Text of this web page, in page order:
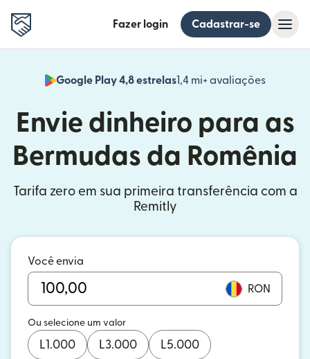
Fazer login Cadastrar-se
Google Play 4,8 estrelas1,4 mi+ avaliações
(abre
Envie dinheiro para as
Bermudas da Romênia
Tarifa zero em sua primeira transferência com a
Remitly
Você envia
RON
Ou selecione um valor
L1.000 L3.000 L5.000